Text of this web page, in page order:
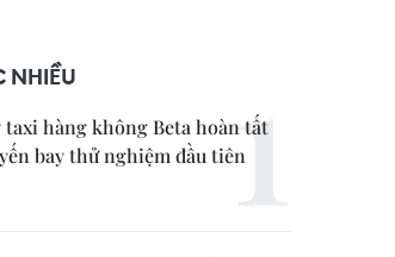
NHIỀU
taxi hàng không Beta hoàn tất
bay thử nghiệm đầu tiên